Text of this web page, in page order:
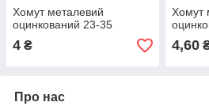
Хомут металевий
оцинкований 23-35
4 ₴
Хомут
4,60
Про нас